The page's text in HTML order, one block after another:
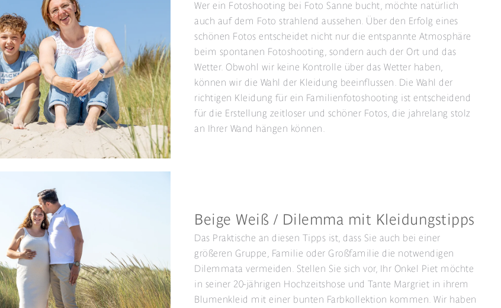
Wer ein Fotoshooting bei Foto Sanne bucht, möchte natürlich
auch auf dem Foto strahlend aussehen. Über den Erfolg eines
schönen Fotos entscheidet nicht nur die entspannte Atmosphäre
beim spontanen Fotoshooting, sondern auch der Ort und das
Wetter. Obwohl wir keine Kontrolle über das Wetter haben,
können wir die Wahl der Kleidung beeinflussen. Die Wahl der
richtigen Kleidung für ein Familienfotoshooting ist entscheidend
für die Erstellung zeitloser und schöner Fotos, die jahrelang stolz
an Ihrer Wand hängen können.
Beige Weiß / Dilemma mit Kleidungstipps
Das Praktische an diesen Tipps ist, dass Sie auch bei einer
größeren Gruppe, Familie oder Großfamilie die notwendigen
Dilemmata vermeiden. Stellen Sie sich vor, Ihr Onkel Piet möchte
in seiner 20-jährigen Hochzeitshose und Tante Margriet in ihrem
Blumenkleid mit einer bunten Farbkollektion kommen. Wir haben